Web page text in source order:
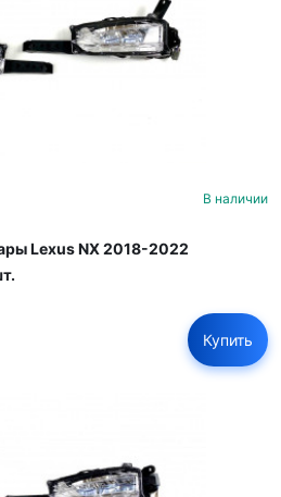
В наличии
Lexus NX 2018-2022
Купить